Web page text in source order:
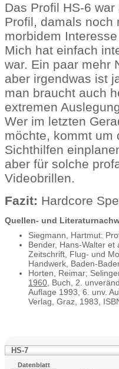
Das Profil HS-6
Profil, damals noch
morbidem
Mich hat einfach
war. Ein paar mehr
aber irgendwas ist
man braucht auch
extremen
Wer im letzten
möchte, kommt um
Sichthilfen
aber für solche
Videobrillen.
Fazit: Hardcore
Quellen- und
Siegmann, Hartmut:
Bender, Hans-Walter
Zeitschrift, Flug- und
Handwerk, Baden-
Horten, Reimar;
1960 , Buch, 2.
Auflage 1993, 6. unv.
Verlag, Graz, 1983,
HS-7
Datenblatt